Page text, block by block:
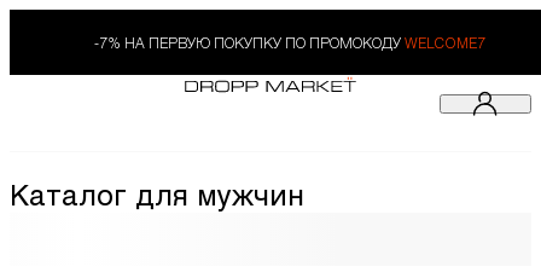
-7% НА ПЕРВУЮ ПОКУПКУ ПО ПРОМОКОДУ WELCOME7
Каталог для мужчин